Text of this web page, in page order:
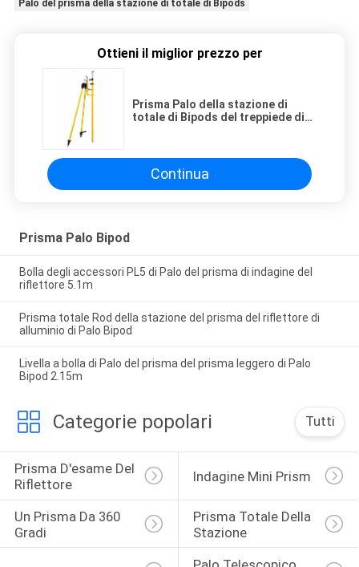
Palo del prisma della stazione di totale di Bipods
Ottieni il miglior prezzo per
Prisma Palo della stazione di
totale di Bipods del treppiede di
Continua
Prisma Palo Bipod
Bolla degli accessori PL5 di Palo del prisma di indagine del
riflettore 5.1m
Prisma totale Rod della stazione del prisma del riflettore di
alluminio di Palo Bipod
Livella a bolla di Palo del prisma del prisma leggero di Palo
Bipod 2.15m
Categorie popolari Tutti
Prisma D'esame Del
Riflettore
Indagine Mini Prism
Un Prisma Da 360
Gradi
Prisma Totale Della
Stazione